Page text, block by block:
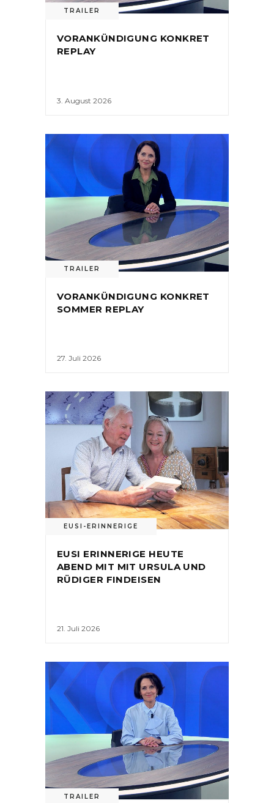
TRAILER
VORANKÜNDIGUNG KONKRET
REPLAY
3. August 2026
TRAILER
VORANKÜNDIGUNG KONKRET
SOMMER REPLAY
27. Juli 2026
EUSI-ERINNERIGE
EUSI ERINNERIGE HEUTE
ABEND MIT MIT URSULA UND
RÜDIGER FINDEISEN
21. Juli 2026
TRAILER